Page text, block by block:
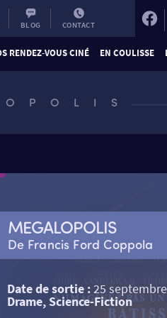
BLOG CONTACT
RENDEZ-VOUS CINÉ EN COULISSE
MEGALOPOLIS
De Francis Ford Coppola
Date de sortie :25
Drame, Science-Fiction